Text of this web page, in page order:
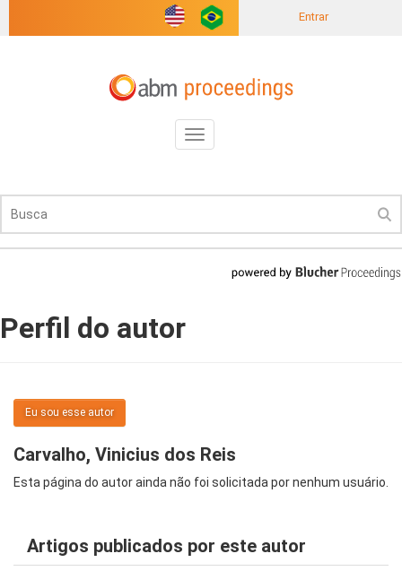
Entrar
Toggle
navigation
Perfil do autor
Eu sou esse autor
Carvalho, Vinicius dos Reis
Esta página do autor ainda não foi solicitada por nenhum usuário.
Artigos publicados por este autor